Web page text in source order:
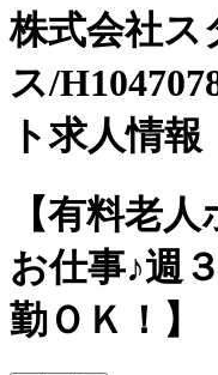
株式会社ス
ス/
ト求人情報
【有料老
お仕事♪週
勤ＯＫ！】